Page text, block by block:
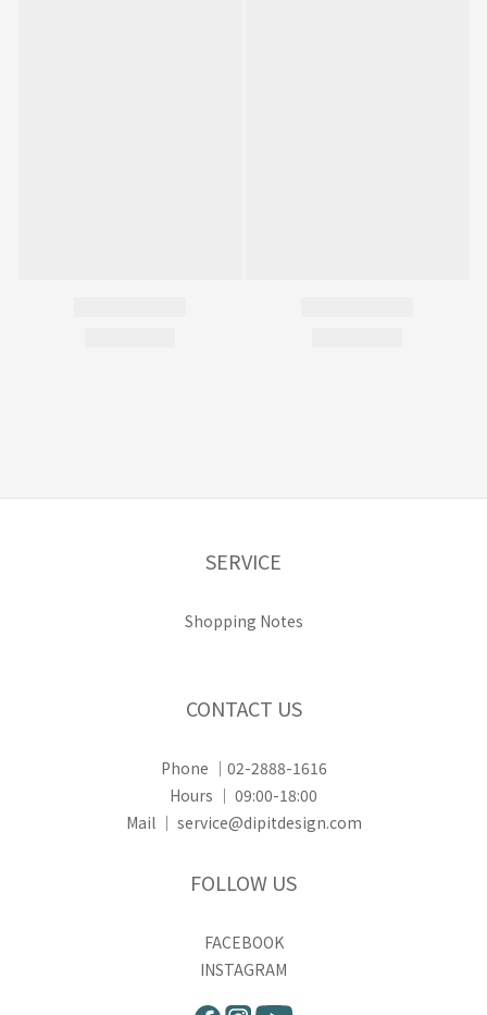
SERVICE
Shopping Notes
CONTACT US
Phone ｜02-2888-1616
Hours ｜ 09:00-18:00
Mail ｜ service@dipitdesign.com
FOLLOW US
FACEBOOK
INSTAGRAM